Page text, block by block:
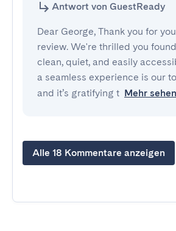
Antwort von GuestReady
Dear George, Thank you for
review. We're thrilled you
clean, quiet, and easily
a seamless experience is our
and it’s gratifying t Mehr sehen
Alle 18 Kommentare anzeigen